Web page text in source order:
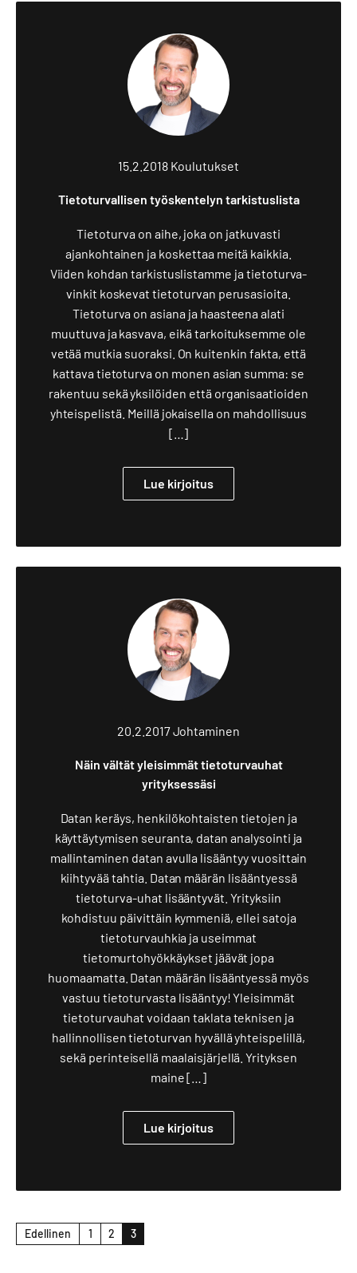
15.2.2018 Koulutukset
Tietoturvallisen työskentelyn tarkistuslista
Tietoturva on aihe, joka on jatkuvasti
ajankohtainen ja koskettaa meitä kaikkia.
Viiden kohdan tarkistuslistamme ja tietoturva-
vinkit koskevat tietoturvan perusasioita.
Tietoturva on asiana ja haasteena alati
muuttuva ja kasvava, eikä tarkoituksemme ole
vetää mutkia suoraksi. On kuitenkin fakta, että
kattava tietoturva on monen asian summa: se
rakentuu sekä yksilöiden että organisaatioiden
yhteispelistä. Meillä jokaisella on mahdollisuus
[…]
Lue kirjoitus
20.2.2017Johtaminen
Näin vältät yleisimmät tietoturvauhat
yrityksessäsi
Datan keräys, henkilökohtaisten tietojen ja
käyttäytymisen seuranta, datan analysointi ja
mallintaminen datan avulla lisääntyy vuosittain
kiihtyvää tahtia. Datan määrän lisääntyessä
tietoturva-uhat lisääntyvät. Yrityksiin
kohdistuu päivittäin kymmeniä, ellei satoja
tietoturvauhkia ja useimmat
tietomurtohyökkäykset jäävät jopa
huomaamatta. Datan määrän lisääntyessä myös
vastuu tietoturvasta lisääntyy! Yleisimmät
tietoturvauhat voidaan taklata teknisen ja
hallinnollisen tietoturvan hyvällä yhteispelillä,
sekä perinteisellä maalaisjärjellä. Yrityksen
maine […]
Lue kirjoitus
Artikkelien
Edellinen 1 2 3